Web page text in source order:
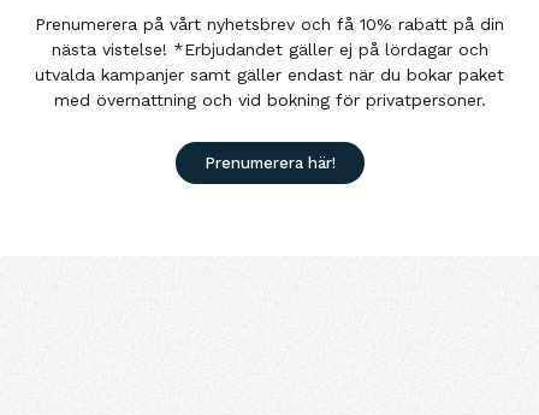
Prenumerera på vårt nyhetsbrev och få 10% rabatt på din
nästa vistelse! *Erbjudandet gäller ej på lördagar och
utvalda kampanjer samt gäller endast när du bokar paket
med övernattning och vid bokning för privatpersoner.
Prenumerera här!